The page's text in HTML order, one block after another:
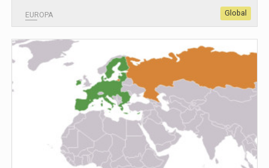
EUROPA Global